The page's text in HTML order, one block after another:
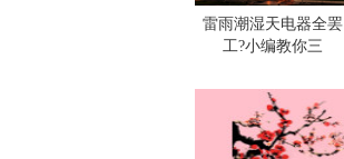
雷雨潮湿天电器全罢
工?小编教你三